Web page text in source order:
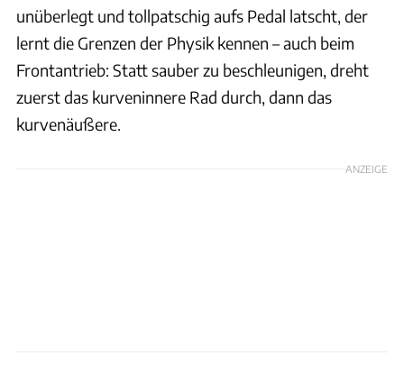
unüberlegt und tollpatschig aufs Pedal latscht, der
lernt die Grenzen der Physik kennen – auch beim
Frontantrieb: Statt sauber zu beschleunigen, dreht
zuerst das kurveninnere Rad durch, dann das
kurvenäußere.
ANZEIGE